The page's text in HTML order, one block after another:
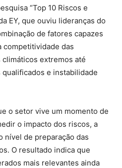
“Top 10 Riscos e
EY, que ouviu lideranças do
de fatores capazes
competitividade das
extremos até
e instabilidade
o setor vive um momento de
o impacto dos riscos, a
nível de preparação das
O resultado indica que
mais relevantes ainda